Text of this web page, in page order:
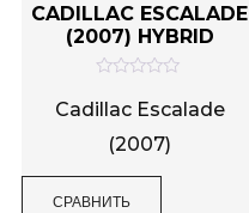
CADILLAC ESCALADE
(2007) HYBRID
ц
е
0
и
Cadillac Escalade
(2007)
СРАВНИТЬ